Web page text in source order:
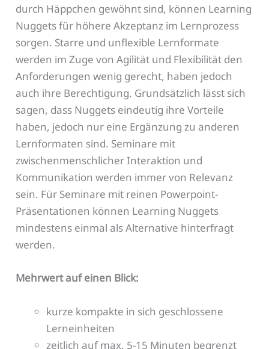
durch Häppchen gewöhnt sind, können Learning
Nuggets für höhere Akzeptanz im Lernprozess
sorgen. Starre und unflexible Lernformate
werden im Zuge von Agilität und Flexibilität den
Anforderungen wenig gerecht, haben jedoch
auch ihre Berechtigung. Grundsätzlich lässt sich
sagen, dass Nuggets eindeutig ihre Vorteile
haben, jedoch nur eine Ergänzung zu anderen
Lernformaten sind. Seminare mit
zwischenmenschlicher Interaktion und
Kommunikation werden immer von Relevanz
sein. Für Seminare mit reinen Powerpoint-
Präsentationen können Learning Nuggets
mindestens einmal als Alternative hinterfragt
werden.
Mehrwert auf einen Blick:
kurze kompakte in sich geschlossene
Lerneinheiten
zeitlich auf max. 5-15 Minuten begrenzt